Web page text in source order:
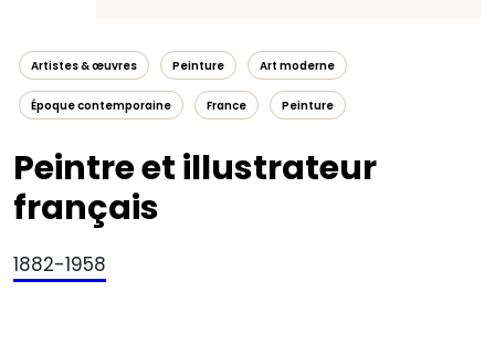
Artistes & œuvres Peinture Art moderne
Époque contemporaine France Peinture
Peintre et illustrateur
français
1882-1958